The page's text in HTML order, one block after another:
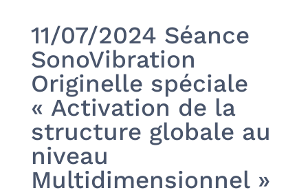
11/07/2024 Séance
SonoVibration
Originelle spéciale
« Activation de la
structure globale au
niveau
Multidimensionnel »